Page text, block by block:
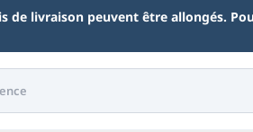
de livraison peuvent être allongés.